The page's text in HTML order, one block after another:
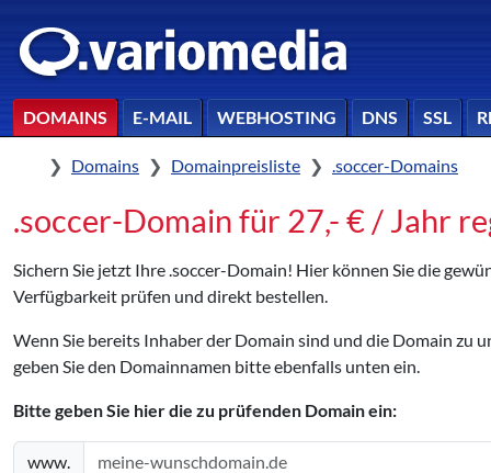
DOMAINS E-MAIL WEBHOSTING DNS SSL
HomeDomains Domainpreisliste .soccer-Domains
.soccer-Domain für 27,- € / Jahr
Sichern Sie jetzt Ihre .soccer-Domain! Hier können Sie die
Verfügbarkeit prüfen und direkt bestellen.
Wenn Sie bereits Inhaber der Domain sind und die Domain zu
geben Sie den Domainnamen bitte ebenfalls unten ein.
Bitte geben Sie hier die zu prüfenden Domain ein:
www.